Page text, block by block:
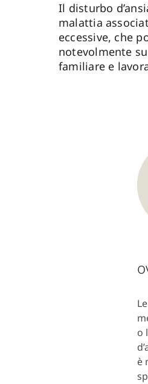
Il disturbo
malattia
eccessive, che
notevolmente
familiare e
o
è